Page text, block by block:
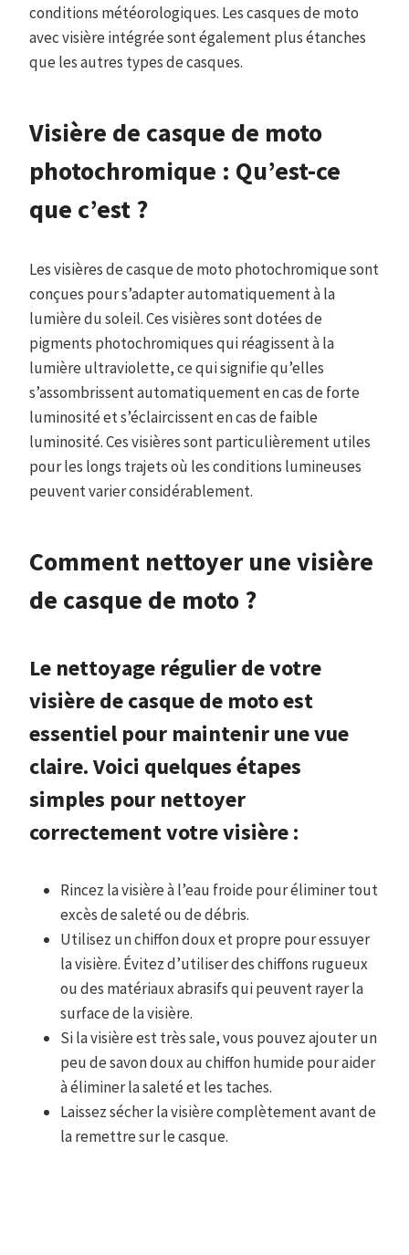
conditions météorologiques. Les casques de moto
avec visière intégrée sont également plus étanches
que les autres types de casques.
Visière de casque de moto
photochromique : Qu’est-ce
que c’est ?
Les visières de casque de moto photochromique sont
conçues pour s’adapter automatiquement à la
lumière du soleil. Ces visières sont dotées de
pigments photochromiques qui réagissent à la
lumière ultraviolette, ce qui signifie qu’elles
s’assombrissent automatiquement en cas de forte
luminosité et s’éclaircissent en cas de faible
luminosité. Ces visières sont particulièrement utiles
pour les longs trajets où les conditions lumineuses
peuvent varier considérablement.
Comment nettoyer une visière
de casque de moto ?
Le nettoyage régulier de votre
visière de casque de moto est
essentiel pour maintenir une vue
claire. Voici quelques étapes
simples pour nettoyer
correctement votre visière :
Rincez la visière à l’eau froide pour éliminer tout
excès de saleté ou de débris.
Utilisez un chiffon doux et propre pour essuyer
la visière. Évitez d’utiliser des chiffons rugueux
ou des matériaux abrasifs qui peuvent rayer la
surface de la visière.
Si la visière est très sale, vous pouvez ajouter un
peu de savon doux au chiffon humide pour aider
à éliminer la saleté et les taches.
Laissez sécher la visière complètement avant de
la remettre sur le casque.